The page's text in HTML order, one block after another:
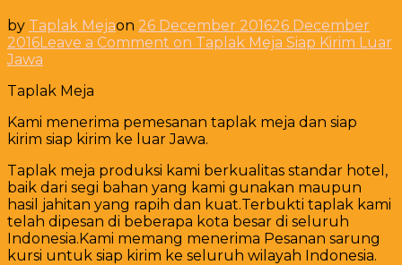
by Taplak Mejaon 26 December 201626 December
2016Leave a Comment on Taplak Meja Siap Kirim Luar
Jawa
Taplak Meja
Kami menerima pemesanan taplak meja dan siap
kirim siap kirim ke luar Jawa.
Taplak meja produksi kami berkualitas standar hotel,
baik dari segi bahan yang kami gunakan maupun
hasil jahitan yang rapih dan kuat.Terbukti taplak kami
telah dipesan di beberapa kota besar di seluruh
Indonesia.Kami memang menerima Pesanan sarung
kursi untuk siap kirim ke seluruh wilayah Indonesia.